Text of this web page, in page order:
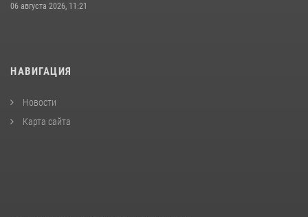
06 августа 2026, 11:21
НАВИГАЦИЯ
Новости
Карта сайта